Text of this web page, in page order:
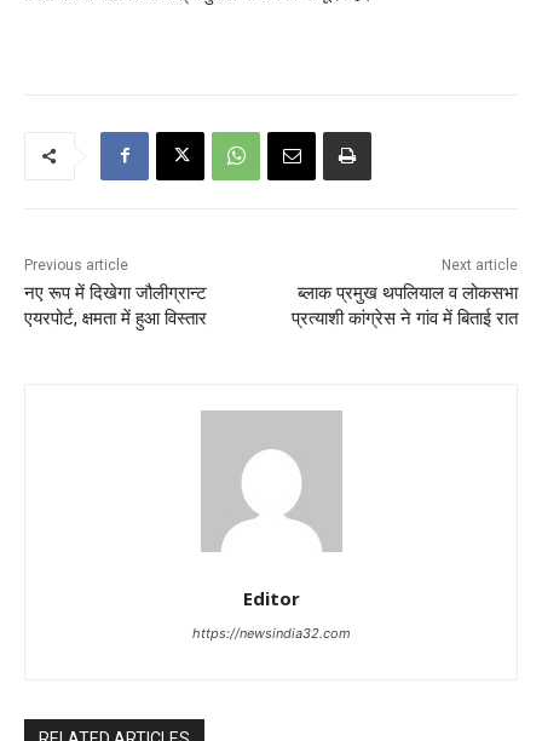
Previous article
नए रूप में दिखेगा जौलीग्रान्ट
एयरपोर्ट, क्षमता में हुआ विस्तार
Next article
ब्लाक प्रमुख थपलियाल व लोकसभा
प्रत्याशी कांग्रेस ने गांव में बिताई रात
Editor
https://newsindia32.com